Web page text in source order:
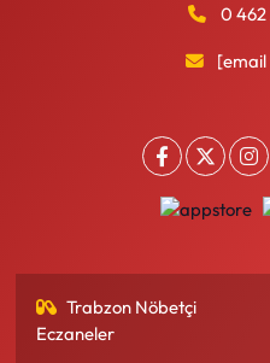
0
Trabzon Nöbetçi
Eczaneler